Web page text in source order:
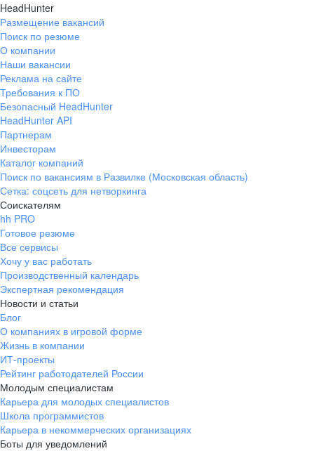
HeadHunter
Размещение вакансий
Поиск по резюме
О компании
Наши вакансии
Реклама на сайте
Требования к ПО
Безопасный HeadHunter
HeadHunter API
Партнерам
Инвесторам
Каталог компаний
Поиск по вакансиям в Развилке (Московская область)
Сетка: соцсеть для нетворкинга
Соискателям
hh PRO
Готовое резюме
Все сервисы
Хочу у вас работать
Производственный календарь
Экспертная рекомендация
Новости и статьи
Блог
О компаниях в игровой форме
Жизнь в компании
ИТ-проекты
Рейтинг работодателей России
Молодым специалистам
Карьера для молодых специалистов
Школа программистов
Карьера в некоммерческих организациях
Боты для уведомлений